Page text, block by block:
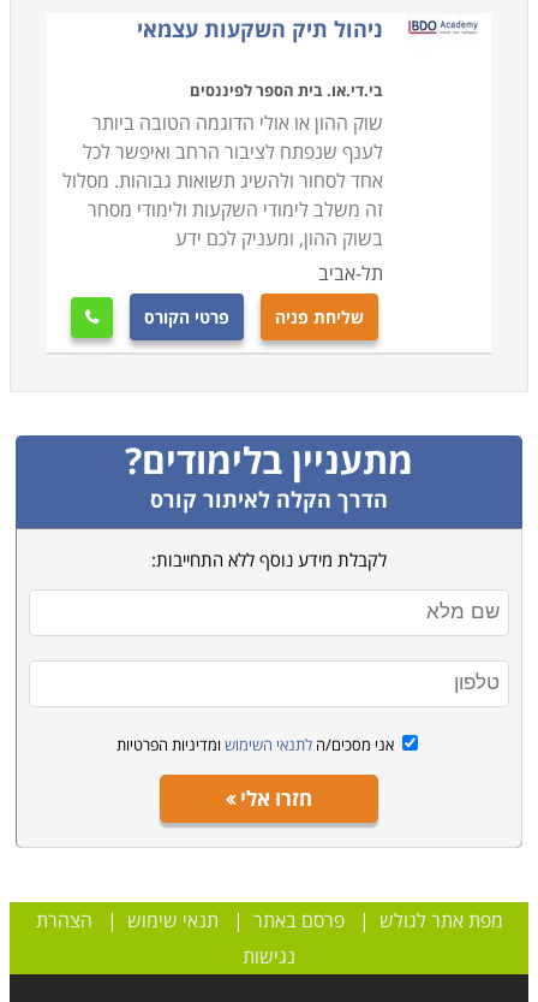
ניהול תיק השקעות עצמאי
בי.די.או. בית הספר לפיננסים
שוק ההון או אולי הדוגמה הטובה ביותר
לענף שנפתח לציבור הרחב ואיפשר לכל
אחד לסחור ולהשיג תשואות גבוהות. מסלול
זה משלב לימודי השקעות ולימודי מסחר
בשוק ההון, ומעניק לכם ידע
תל-אביב
שליחת פניה פרטי הקורס 
מתעניין בלימודים?
הדרך הקלה לאיתור קורס
לקבלת מידע נוסף ללא התחייבות:
אני מסכים/ה לתנאי השימוש ומדיניות הפרטיות
חזרו אלי
מפת אתר לגולש |פרסם באתר | תנאי שימוש | הצהרת
נגישות